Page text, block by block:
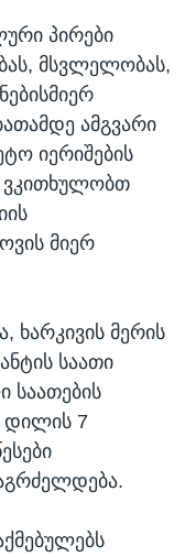
პირები
მსვლელობას,
ამგვარი
იერიშების
ვკითხულობთ
მიერ
ხარკივის მერის
საათი
საათების
დილის 7